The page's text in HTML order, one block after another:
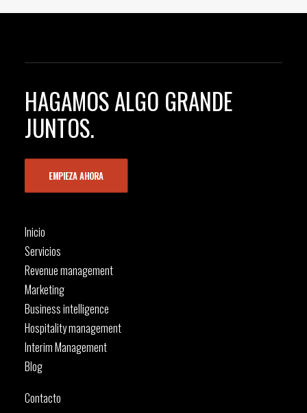
HAGAMOS ALGO GRANDE
JUNTOS.
EMPIEZA AHORA
Inicio
Servicios
Revenue management
Marketing
Business intelligence
Hospitality management
Interim Management
Blog
Contacto